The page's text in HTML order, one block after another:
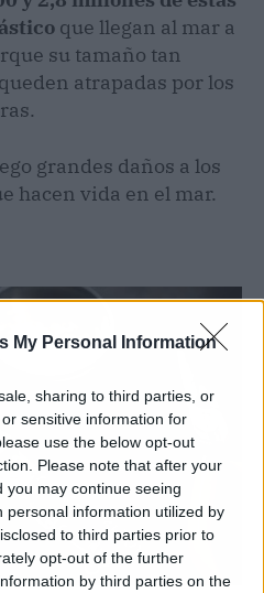
My Personal Information
sharing to third parties, or
sensitive information for
use the below opt-out
Please note that after your
may continue seeing
personal information utilized by
to third parties prior to
opt-out of the further
by third parties on the
que llegan al mar a
su tamaño tan
atrapadas por los
grandes daños a los
hacen vida en el mar.